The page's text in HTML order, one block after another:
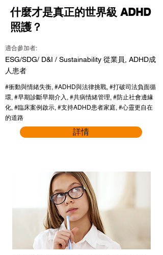
什麼才是真正的世界級 ADHD
照護？
適合參加者:
ESG/SDG/ D&I / Sustainability 從業員, ADHD成
人患者
#衝動與情緒失衡, #ADHD與法律挑戰, #打破司法負面循
環, #早期診斷早期介入, #共病情緒管理, #防止社會邊緣
化, #臨床案例啟示, #支持ADHD患者家庭, #心靈更自在
的道路
詳情